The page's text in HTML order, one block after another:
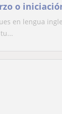
o
en lengua